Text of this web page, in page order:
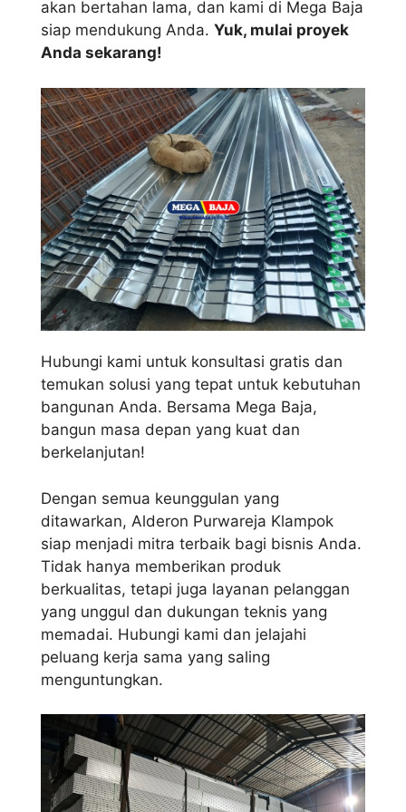
akan bertahan lama, dan kami di Mega Baja
siap mendukung Anda. Yuk, mulai proyek
Anda sekarang!
Hubungi kami untuk konsultasi gratis dan
temukan solusi yang tepat untuk kebutuhan
bangunan Anda. Bersama Mega Baja,
bangun masa depan yang kuat dan
berkelanjutan!
Dengan semua keunggulan yang
ditawarkan, Alderon Purwareja Klampok
siap menjadi mitra terbaik bagi bisnis Anda.
Tidak hanya memberikan produk
berkualitas, tetapi juga layanan pelanggan
yang unggul dan dukungan teknis yang
memadai. Hubungi kami dan jelajahi
peluang kerja sama yang saling
menguntungkan.